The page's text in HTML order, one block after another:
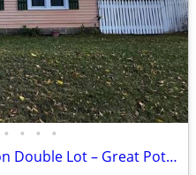
• • • •
Cass Lake 4BR Fixer-Upper on Double Lot – Great Potential!